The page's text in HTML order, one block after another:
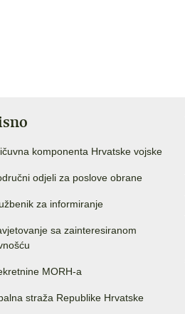
komponenta Hrvatske vojske
odjeli za poslove obrane
za informiranje
sa zainteresiranom
MORH-a
straža Republike Hrvatske